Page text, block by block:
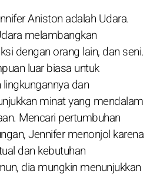
Aniston adalah Udara.
melambangkan
dengan orang lain, dan seni.
luar biasa untuk
dan
minat yang mendalam
Mencari pertumbuhan
Jennifer menonjol karena
dan kebutuhan
dia mungkin menunjukkan